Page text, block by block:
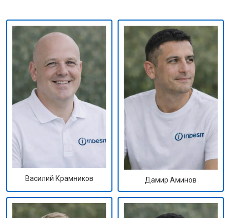
Василий Крамников Дамир Аминов